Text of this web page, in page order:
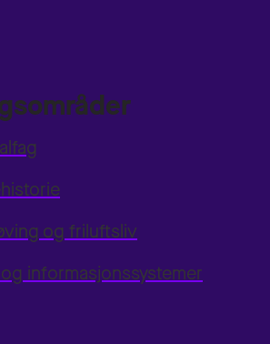
og friluftsliv
informasjonssystemer